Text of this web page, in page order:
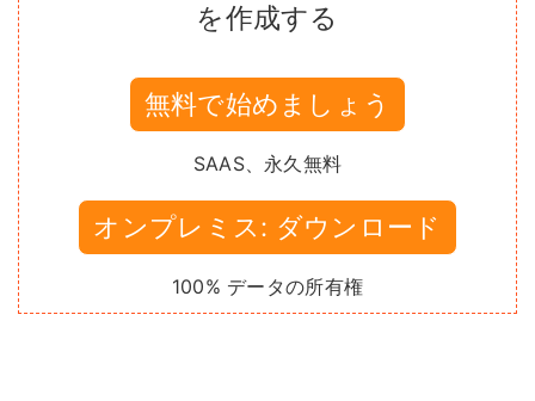
を作成する
無料で始めましょう
SAAS、永久無料
オンプレミス: ダウンロード
100% データの所有権